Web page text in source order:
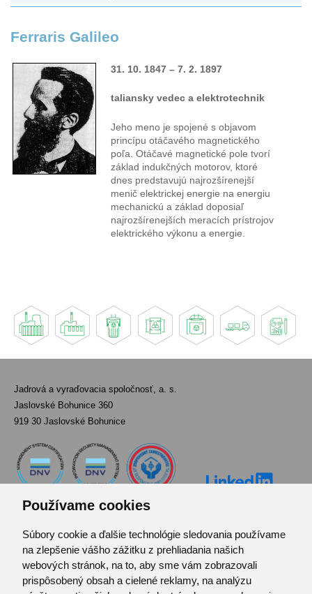
Používame cookies
Súbory cookie a ďalšie technológie sledovania používame
na zlepšenie vášho zážitku z prehliadania našich
webových stránok, na to, aby sme vám zobrazovali
prispôsobený obsah a cielené reklamy, na analýzu
Ferraris Galileo
31. 10. 1847 – 7. 2. 1897
taliansky vedec a elektrotechnik
Jeho meno je spojené s objavom
princípu otáčavého magnetického
poľa. Otáčavé magnetické pole tvorí
základ indukčných motorov, ktoré
dnes predstavujú najrozšírenejší
menič elektrickej energie na energiu
mechanickú a základ doposiaľ
najrozšírenejších meracích prístrojov
elektrického výkonu a energie.
Jadrová a vyraďovacia spoločnosť, a. s.
Jaslovské Bohunice 360
919 30 Jaslovské Bohunice
Kontakt
Pozvánka do infocentra
Zoznam použitých skratiek